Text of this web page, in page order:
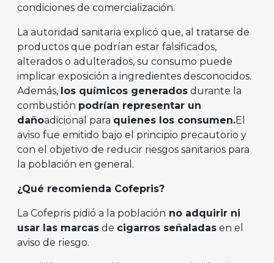
condiciones de comercialización.
La autoridad sanitaria explicó que, al tratarse de
productos que podrían estar falsificados,
alterados o adulterados, su consumo puede
implicar exposición a ingredientes desconocidos.
Además, los químicos generados durante la
combustión podrían representar un
dañoadicional para quienes los consumen.El
aviso fue emitido bajo el principio precautorio y
con el objetivo de reducir riesgos sanitarios para
la población en general.
¿Qué recomienda Cofepris?
La Cofepris pidió a la población no adquirir ni
usar las marcas de cigarros señaladas en el
aviso de riesgo.